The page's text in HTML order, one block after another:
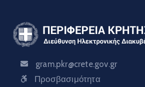
gram.pkr@crete.gov.gr
Προσβασιμότητα